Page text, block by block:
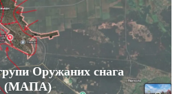
Оружаних снага
(МАПА)